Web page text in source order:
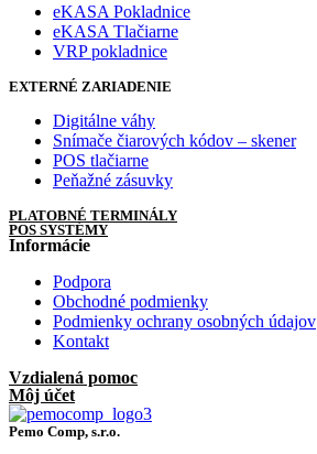
eKASA Pokladnice
eKASA Tlačiarne
VRP pokladnice
EXTERNÉ ZARIADENIE
Digitálne váhy
Snímače čiarových kódov – skener
POS tlačiarne
Peňažné zásuvky
PLATOBNÉ TERMINÁLY
POS SYSTÉMY
Informácie
Podpora
Obchodné podmienky
Podmienky ochrany osobných údajov
Kontakt
Vzdialená pomoc
Môj účet
Pemo Comp, s.r.o.